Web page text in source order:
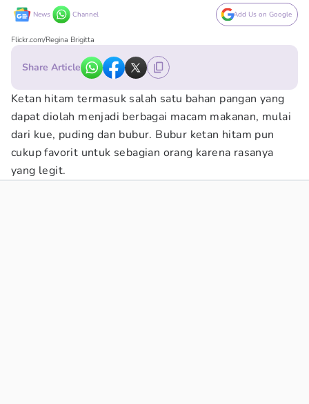
News Channel Add Us on Google
Flickr.com/Regina Brigitta
Share Article
Ketan hitam termasuk salah satu bahan pangan yang
dapat diolah menjadi berbagai macam makanan, mulai
dari kue, puding dan bubur. Bubur ketan hitam pun
cukup favorit untuk sebagian orang karena rasanya
yang legit.